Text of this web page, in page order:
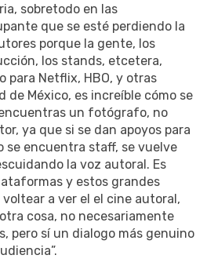
sobretodo en las
que se esté perdiendo la
porque la gente, los
los stands, etcetera,
para Netflix, HBO, y otras
de México, es increíble cómo se
un fotógrafo, no
ya que si se dan apoyos para
se encuentra staff, se vuelve
la voz autoral. Es
y estos grandes
a ver el el cine autoral,
cosa, no necesariamente
pero sí un dialogo más genuino